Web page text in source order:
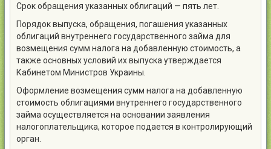
Срок обращения указанных облигаций — пять лет.
Порядок выпуска, обращения, погашения указанных
облигаций внутреннего государственного займа для
возмещения сумм налога на добавленную стоимость, а
также основных условий их выпуска утверждается
Кабинетом Министров Украины.
Оформление возмещения сумм налога на добавленную
стоимость облигациями внутреннего государственного
займа осуществляется на основании заявления
налогоплательщика, которое подается в контролирующий
орган.